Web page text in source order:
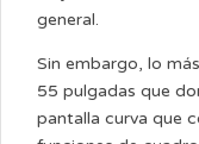
general.
Sin embargo, lo
55 pulgadas que
pantalla curva que